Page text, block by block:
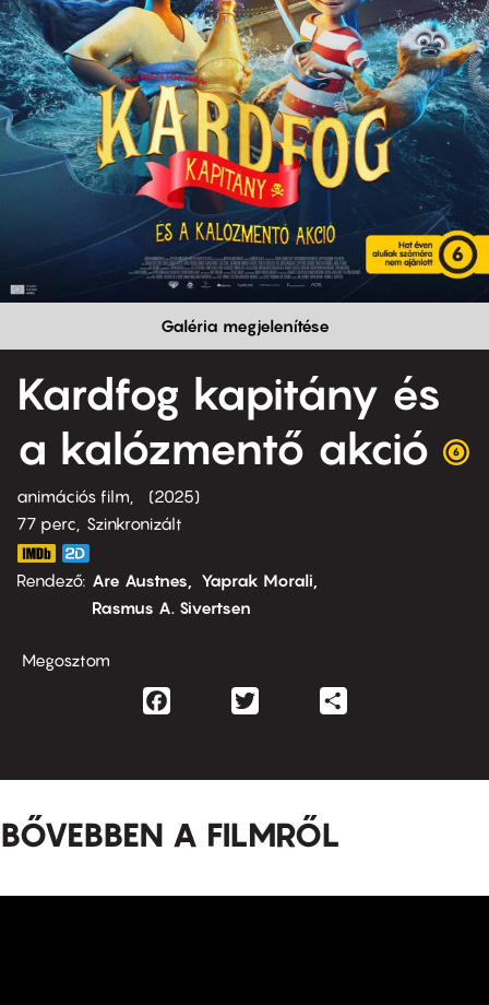
Galéria megjelenítése
Kardfog kapitány és
a kalózmentő akció
animációs film
2025
77 perc,
Szinkronizált
Rendező Are Austnes
Yaprak Morali
Rasmus A. Sivertsen
Megosztom
Facebook
BŐVEBBEN A FILMRŐL